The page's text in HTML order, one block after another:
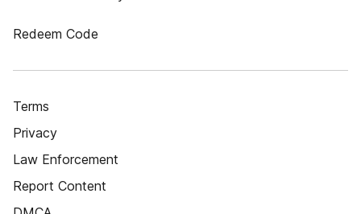
Redeem Code
Terms
Privacy
Law Enforcement
Report Content